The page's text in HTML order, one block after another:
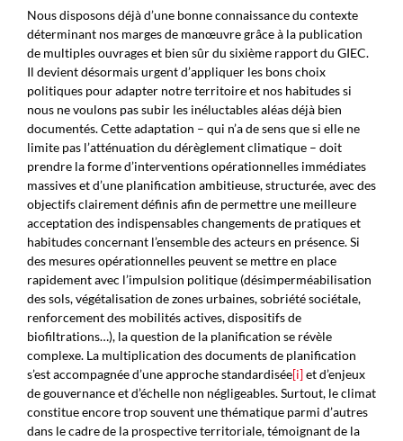
Nous disposons déjà d’une bonne connaissance du contexte
déterminant nos marges de manœuvre grâce à la publication
de multiples ouvrages et bien sûr du sixième rapport du GIEC.
Il devient désormais urgent d’appliquer les bons choix
politiques pour adapter notre territoire et nos habitudes si
nous ne voulons pas subir les inéluctables aléas déjà bien
documentés. Cette adaptation – qui n’a de sens que si elle ne
limite pas l’atténuation du dérèglement climatique – doit
prendre la forme d’interventions opérationnelles immédiates
massives et d’une planification ambitieuse, structurée, avec des
objectifs clairement définis afin de permettre une meilleure
acceptation des indispensables changements de pratiques et
habitudes concernant l’ensemble des acteurs en présence. Si
des mesures opérationnelles peuvent se mettre en place
rapidement avec l’impulsion politique (désimperméabilisation
des sols, végétalisation de zones urbaines, sobriété sociétale,
renforcement des mobilités actives, dispositifs de
biofiltrations…), la question de la planification se révèle
complexe. La multiplication des documents de planification
s’est accompagnée d’une approche standardisée[i]et d’enjeux
de gouvernance et d’échelle non négligeables. Surtout, le climat
constitue encore trop souvent une thématique parmi d’autres
dans le cadre de la prospective territoriale, témoignant de la